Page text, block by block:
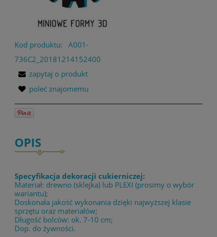
Kod produktu:
A001-
736C2_20181214152400
zapytaj o produkt
poleć znajomemu
OPIS
Specyfikacja dekoracji cukierniczej:
Materiał: drewno (sklejka) lub PLEXI (prosimy o wybór
wariantu);
Doskonała jakość wykonania dzięki najwyższej klasie
sprzętu oraz materiałów;
Długość bolców: ok. 7-10 cm;
Dop. do żywności.